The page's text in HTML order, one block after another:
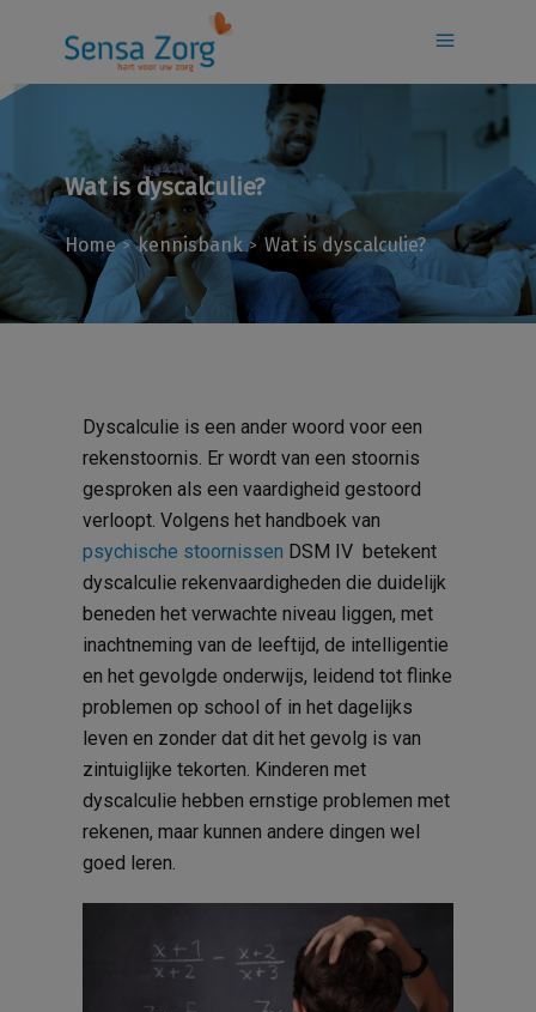
Wat is dyscalculie?
Home>kennisbank > Wat is dyscalculie?
Dyscalculie is een ander woord voor een
rekenstoornis. Er wordt van een stoornis
gesproken als een vaardigheid gestoord
verloopt. Volgens het handboek van
psychische stoornissen DSM IV betekent
dyscalculie rekenvaardigheden die duidelijk
beneden het verwachte niveau liggen, met
inachtneming van de leeftijd, de intelligentie
en het gevolgde onderwijs, leidend tot flinke
problemen op school of in het dagelijks
leven en zonder dat dit het gevolg is van
zintuiglijke tekorten. Kinderen met
dyscalculie hebben ernstige problemen met
rekenen, maar kunnen andere dingen wel
goed leren.